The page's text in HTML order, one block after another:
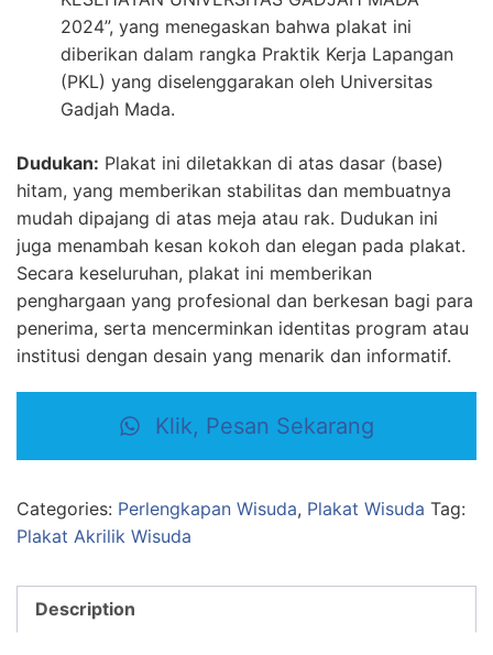
2024”, yang menegaskan bahwa plakat ini
diberikan dalam rangka Praktik Kerja Lapangan
(PKL) yang diselenggarakan oleh Universitas
Gadjah Mada.
Dudukan: Plakat ini diletakkan di atas dasar (base)
hitam, yang memberikan stabilitas dan membuatnya
mudah dipajang di atas meja atau rak. Dudukan ini
juga menambah kesan kokoh dan elegan pada plakat.
Secara keseluruhan, plakat ini memberikan
penghargaan yang profesional dan berkesan bagi para
penerima, serta mencerminkan identitas program atau
institusi dengan desain yang menarik dan informatif.
Klik, Pesan Sekarang
Categories: Perlengkapan Wisuda, Plakat Wisuda Tag:
Plakat Akrilik Wisuda
Description